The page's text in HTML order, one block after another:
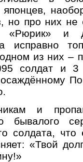
но про них не
и
исправно
из них –
солдат и 3
и
бывалого
солдата, что
«Твой